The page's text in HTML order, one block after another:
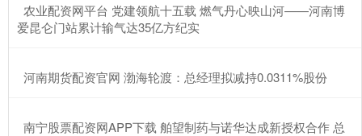
​农业配资网平台 党建领航十五载 燃气丹心映山河——河南博
爱昆仑门站累计输气达35亿方纪实
​河南期货配资官网 渤海轮渡：总经理拟减持0.0311%股份
​南宁股票配资网APP下载 舶望制药与诺华达成新授权合作 总